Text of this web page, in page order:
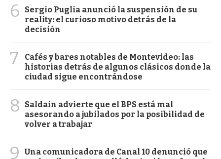
6
Sergio Puglia anunció la suspensión de su
reality: el curioso motivo detrás de la
decisión
7
Cafés y bares notables de Montevideo: las
historias detrás de algunos clásicos donde la
ciudad sigue encontrándose
8
Saldain advierte que el BPS está mal
asesorando a jubilados por la posibilidad de
volver a trabajar
9
Una comunicadora de Canal 10 denunció que